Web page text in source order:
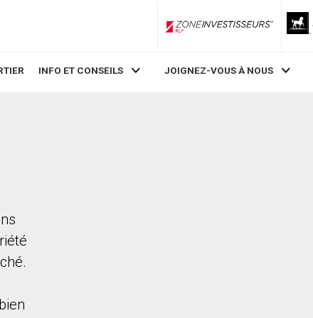
ZoneInvestisseurs RLP
INFO ET CONSEILS JOIGNEZ-VOUS À NOUS